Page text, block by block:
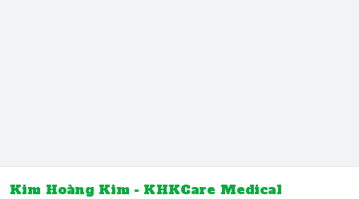
Kim Hoàng Kim - KHKCare Medical